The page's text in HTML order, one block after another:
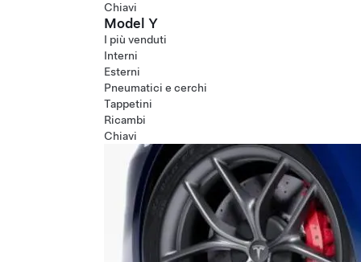
Chiavi
Model Y
I più venduti
Interni
Esterni
Pneumatici e cerchi
Tappetini
Ricambi
Chiavi